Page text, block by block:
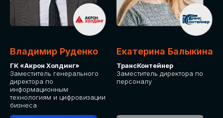
Владимир Руденко
ГК «Акрон Холдинг»
Заместитель генерального
директора по
информационным
технологиям и цифровизации
бизнеса
Екатерина Балыкина
ТрансКонтейнер
Заместитель директора по
персоналу